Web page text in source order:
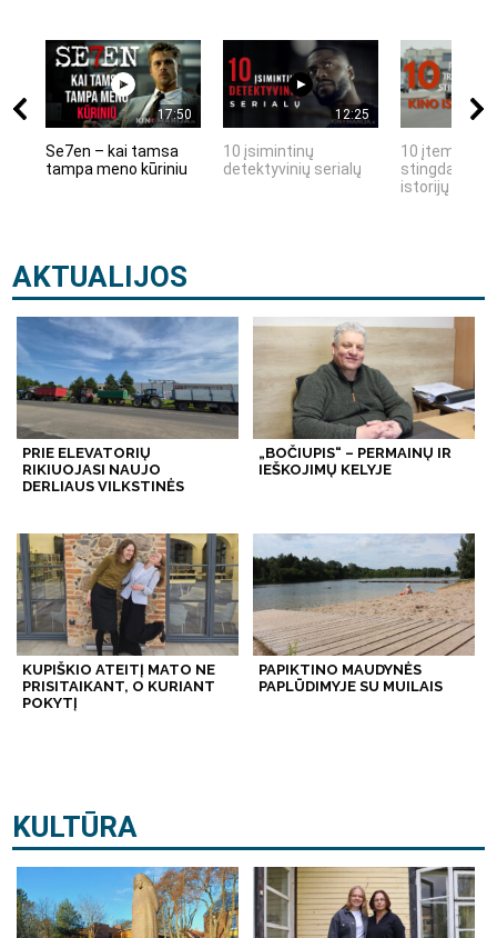
17:50
Se7en – kai tamsa
tampa meno kūriniu
12:25
10 įsimintinų
detektyvinių serialų
10 įtemptų,
stingdančių
istorijų
AKTUALIJOS
PRIE ELEVATORIŲ
RIKIUOJASI NAUJO
DERLIAUS VILKSTINĖS
„BOČIUPIS“ – PERMAINŲ IR
IEŠKOJIMŲ KELYJE
KUPIŠKIO ATEITĮ MATO NE
PRISITAIKANT, O KURIANT
POKYTĮ
PAPIKTINO MAUDYNĖS
PAPLŪDIMYJE SU MUILAIS
KULTŪRA